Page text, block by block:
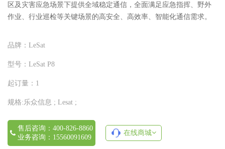
区及灾害应急场景下提供全域稳定通信，全面满足应急指挥、野外
作业、行业巡检等关键场景的高安全、高效率、智能化通信需求。
品牌： LeSat
型号： LeSat P8
起订量： 1
规格: 乐众信息 ; Lesat ;
售后咨询：400-826-8860
业务咨询：15560091609
在线商城